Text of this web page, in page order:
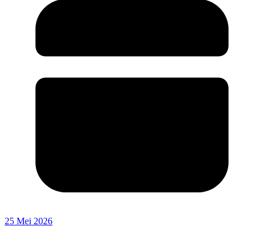
25 Mei 2026